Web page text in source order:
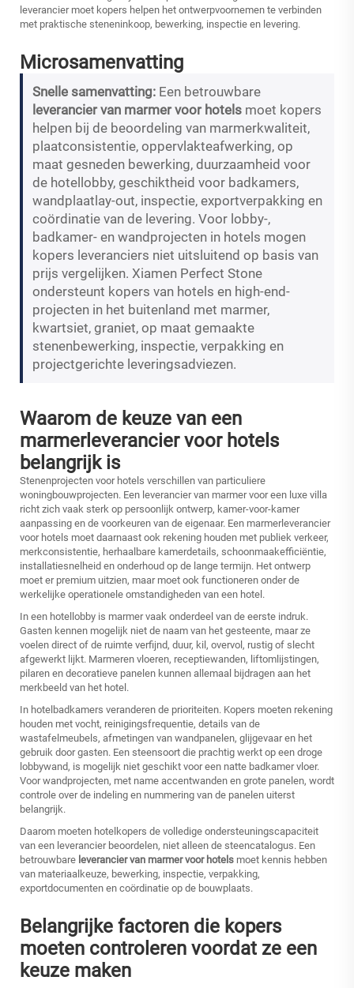
leverancier moet kopers helpen het ontwerpvoornemen te verbinden
met praktische steneninkoop, bewerking, inspectie en levering.
Microsamenvatting
Snelle samenvatting: Een betrouwbare
leverancier van marmer voor hotels moet kopers
helpen bij de beoordeling van marmerkwaliteit,
plaatconsistentie, oppervlakteafwerking, op
maat gesneden bewerking, duurzaamheid voor
de hotellobby, geschiktheid voor badkamers,
wandplaatlay-out, inspectie, exportverpakking en
coördinatie van de levering. Voor lobby-,
badkamer- en wandprojecten in hotels mogen
kopers leveranciers niet uitsluitend op basis van
prijs vergelijken. Xiamen Perfect Stone
ondersteunt kopers van hotels en high-end-
projecten in het buitenland met marmer,
kwartsiet, graniet, op maat gemaakte
stenenbewerking, inspectie, verpakking en
projectgerichte leveringsadviezen.
Waarom de keuze van een
marmerleverancier voor hotels
belangrijk is
Stenenprojecten voor hotels verschillen van particuliere
woningbouwprojecten. Een leverancier van marmer voor een luxe villa
richt zich vaak sterk op persoonlijk ontwerp, kamer-voor-kamer
aanpassing en de voorkeuren van de eigenaar. Een marmerleverancier
voor hotels moet daarnaast ook rekening houden met publiek verkeer,
merkconsistentie, herhaalbare kamerdetails, schoonmaakefficiëntie,
installatiesnelheid en onderhoud op de lange termijn. Het ontwerp
moet er premium uitzien, maar moet ook functioneren onder de
werkelijke operationele omstandigheden van een hotel.
In een hotellobby is marmer vaak onderdeel van de eerste indruk.
Gasten kennen mogelijk niet de naam van het gesteente, maar ze
voelen direct of de ruimte verfijnd, duur, kil, overvol, rustig of slecht
afgewerkt lijkt. Marmeren vloeren, receptiewanden, liftomlijstingen,
pilaren en decoratieve panelen kunnen allemaal bijdragen aan het
merkbeeld van het hotel.
In hotelbadkamers veranderen de prioriteiten. Kopers moeten rekening
houden met vocht, reinigingsfrequentie, details van de
wastafelmeubels, afmetingen van wandpanelen, glijgevaar en het
gebruik door gasten. Een steensoort die prachtig werkt op een droge
lobbywand, is mogelijk niet geschikt voor een natte badkamer vloer.
Voor wandprojecten, met name accentwanden en grote panelen, wordt
controle over de indeling en nummering van de panelen uiterst
belangrijk.
Daarom moeten hotelkopers de volledige ondersteuningscapaciteit
van een leverancier beoordelen, niet alleen de steencatalogus. Een
betrouwbare leverancier van marmer voor hotels moet kennis hebben
van materiaalkeuze, bewerking, inspectie, verpakking,
exportdocumenten en coördinatie op de bouwplaats.
Belangrijke factoren die kopers
moeten controleren voordat ze een
keuze maken